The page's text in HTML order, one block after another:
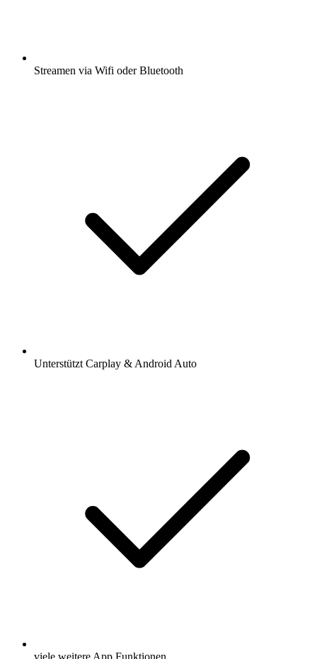
Streamen via Wifi oder Bluetooth
Unterstützt Carplay & Android Auto